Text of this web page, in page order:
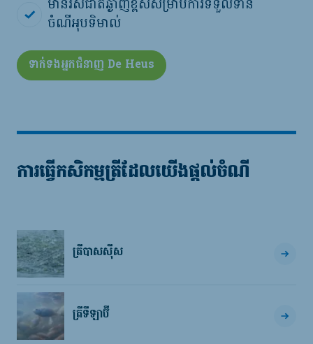
មានរសជាតិឆ្ងាញ់ខ្ពស់សម្រាប់ការទទួលទាន
ចំណីអុបទិមាល់
ទាក់ទងអ្នកជំនាញ De Heus
ការធ្វើកសិកម្មត្រីដែលយើងផ្តល់ចំណី
ត្រីបាសស៊ីស
ត្រីទីឡាប៊ី